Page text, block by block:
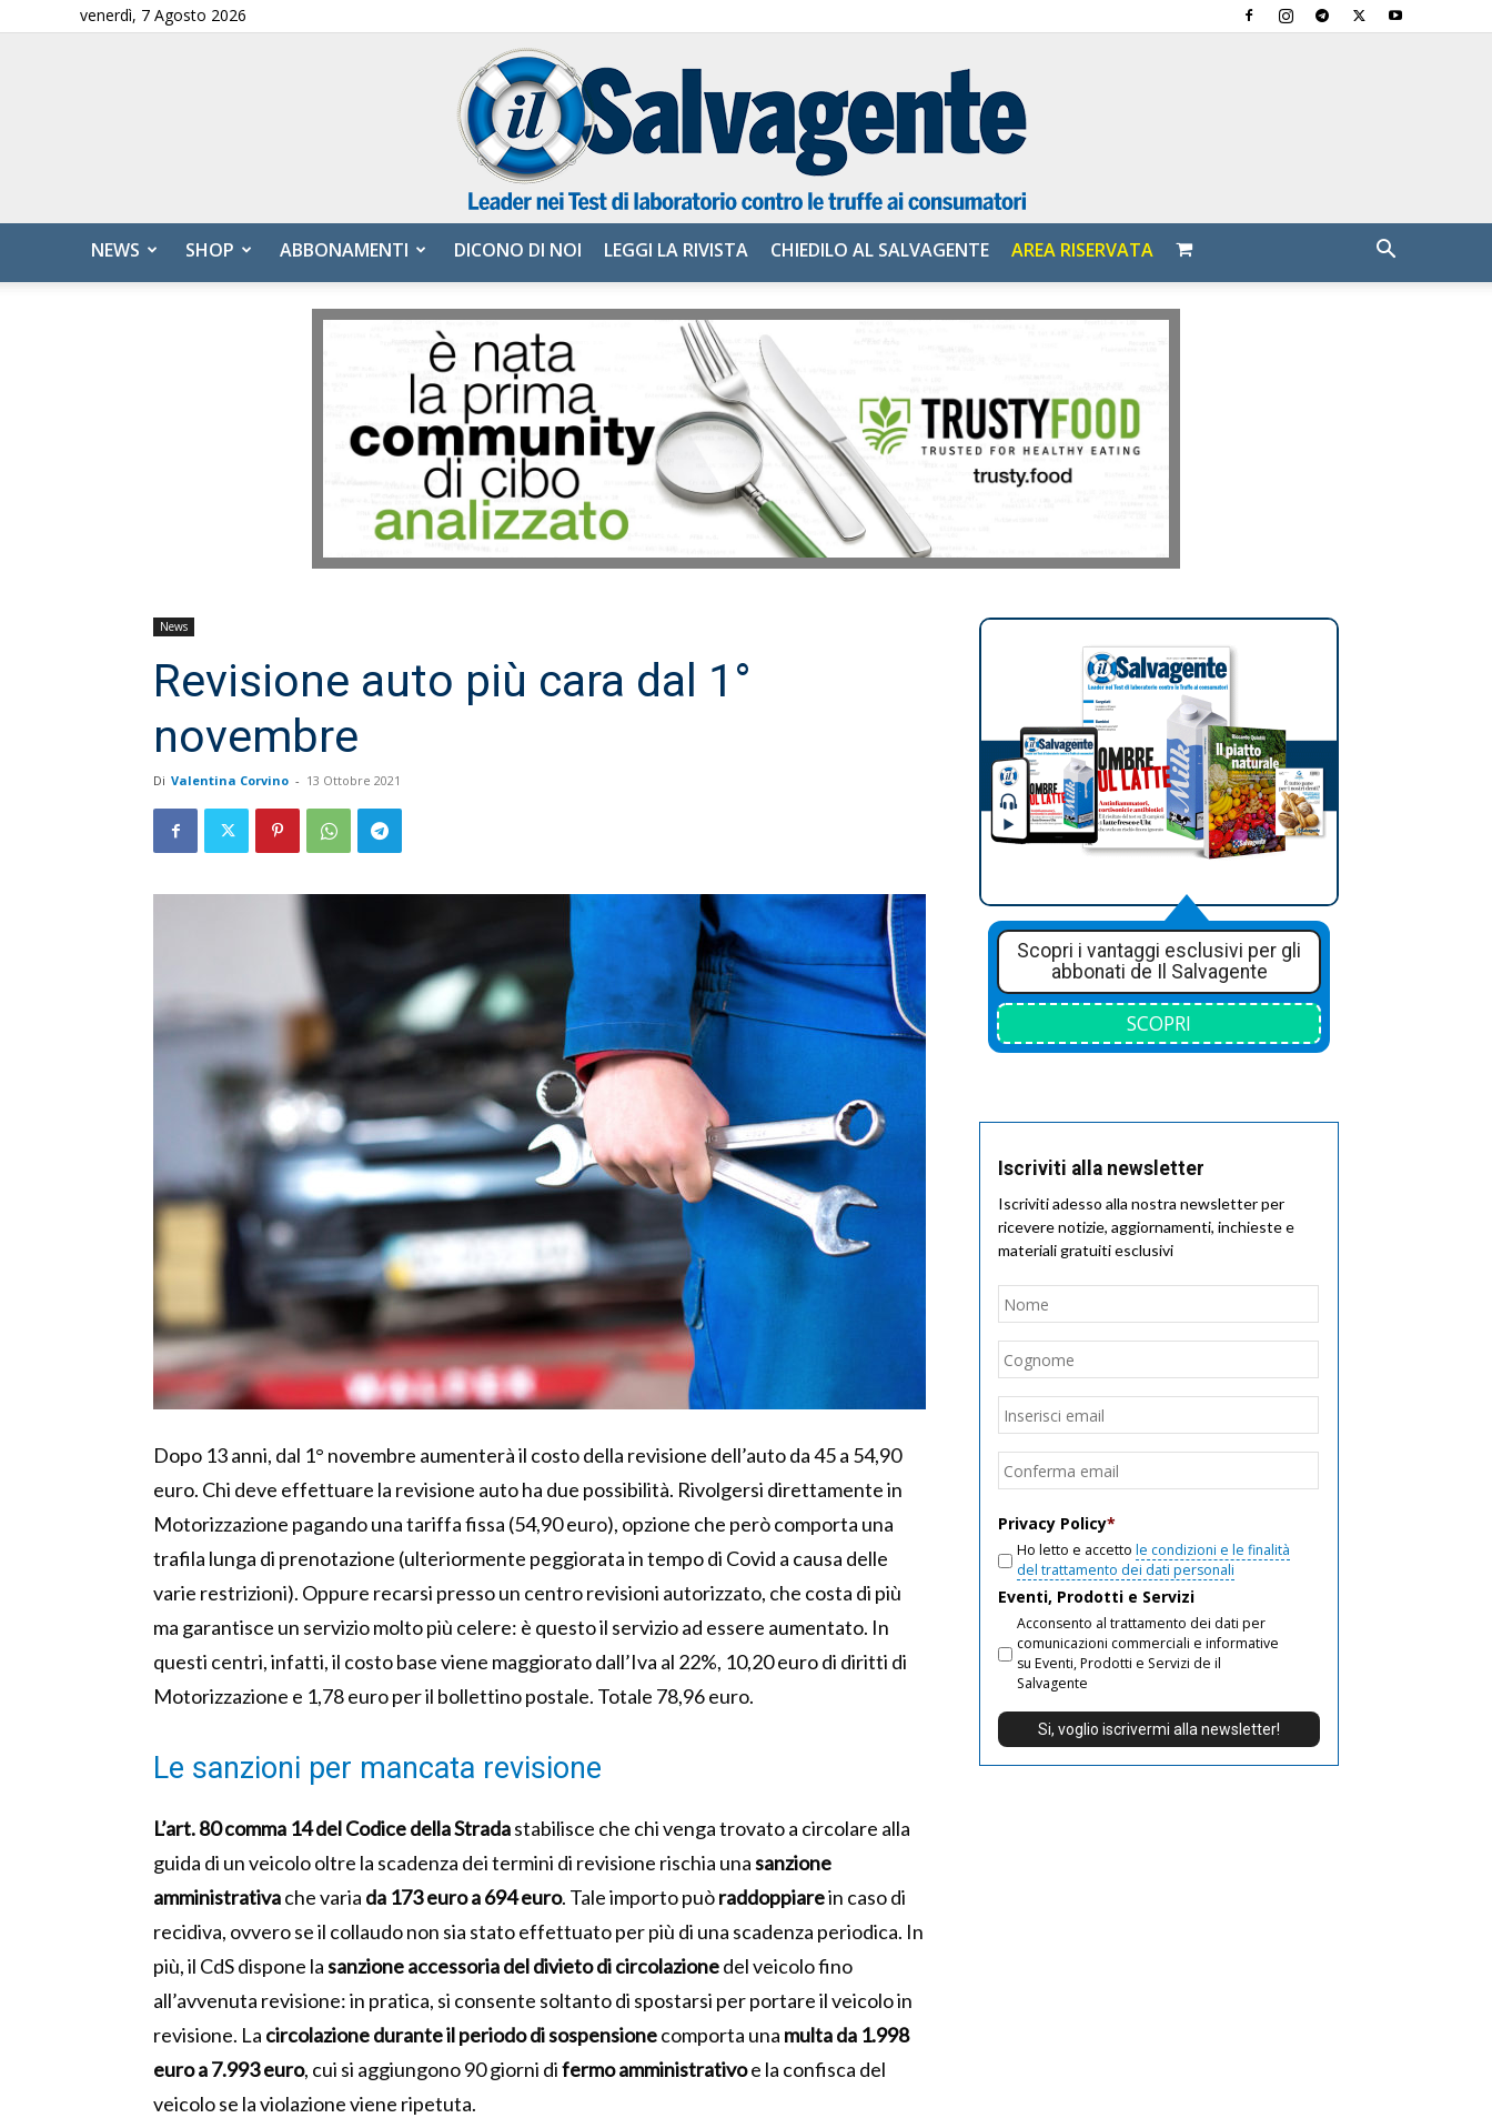
venerdì, 7 Agosto 2026
Salvagente
NEWS SHOP ABBONAMENTI DICONO DI NOI LEGGI LA RIVISTA CHIEDILO AL SALVAGENTE AREA RISERVATA
News
Revisione auto più cara dal 1°
novembre
Di Valentina Corvino - 13 Ottobre 2021
Dopo 13 anni, dal 1° novembre aumenterà il costo della revisione dell’auto da 45 a 54,90
euro. Chi deve effettuare la revisione auto ha due possibilità. Rivolgersi direttamente in
Motorizzazione pagando una tariffa fissa (54,90 euro), opzione che però comporta una
trafila lunga di prenotazione (ulteriormente peggiorata in tempo di Covid a causa delle
varie restrizioni). Oppure recarsi presso un centro revisioni autorizzato, che costa di più
ma garantisce un servizio molto più celere: è questo il servizio ad essere aumentato. In
questi centri, infatti, il costo base viene maggiorato dall’Iva al 22%, 10,20 euro di diritti di
Motorizzazione e 1,78 euro per il bollettino postale. Totale 78,96 euro.
Le sanzioni per mancata revisione
L’art. 80 comma 14 del Codice della Stradastabilisce che chi venga trovato a circolare alla
guida di un veicolo oltre la scadenza dei termini di revisione rischia unasanzione
amministrativache varia da 173 euro a 694 euro. Tale importo puòraddoppiarein caso di
recidiva, ovvero se il collaudo non sia stato effettuato per più di una scadenza periodica. In
più, il CdS dispone lasanzione accessoria del divieto di circolazionedel veicolo fino
all’avvenuta revisione: in pratica, si consente soltanto di spostarsi per portare il veicolo in
revisione. La circolazione durante il periodo di sospensionecomporta una multa da 1.998
euro a 7.993 euro, cui si aggiungono 90 giorni difermo amministrativoe la confisca del
veicolo se la violazione viene ripetuta.
Scopri i vantaggi esclusivi per gli
abbonati de Il Salvagente
SCOPRI
Iscriviti alla newsletter
Iscriviti adesso alla nostra newsletter per
ricevere notizie, aggiornamenti, inchieste e
materiali gratuiti esclusivi
Nome
Email
Privacy Policy*
Ho letto e accetto le condizioni e le finalità
del trattamento dei dati personali
Eventi, Prodotti e Servizi
Acconsento al trattamento dei dati per
comunicazioni commerciali e informative
su Eventi, Prodotti e Servizi de il
Salvagente